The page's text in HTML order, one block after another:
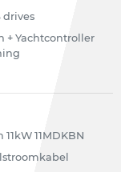
drives
+ Yachtcontroller
11MDKBN